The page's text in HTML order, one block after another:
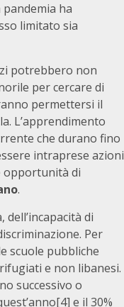
pandemia ha
limitato sia
potrebbero non
per cercare di
permettersi il
L’apprendimento
che durano fino
intraprese azioni
opportunità di
.
di
Per
scuole pubbliche
e non libanesi.
successivo o
[4] e il 30%